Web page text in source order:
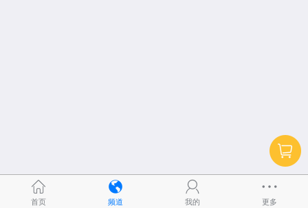
首页 频道 我的 更多